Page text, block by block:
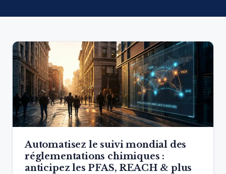
Automatisez le suivi mondial des
réglementations chimiques :
anticipez les PFAS, REACH & plus